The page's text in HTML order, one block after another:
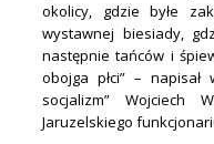
okolicy, gdzie byłe
wystawnej biesiady,
następnie tańców i
obojga płci” – napisał
socjalizm” Wojciech
Jaruzelskiego